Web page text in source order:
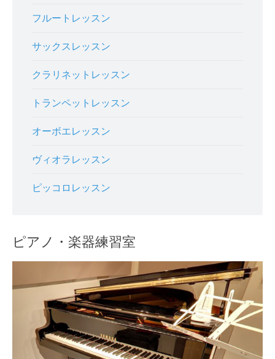
フルートレッスン
サックスレッスン
クラリネットレッスン
トランペットレッスン
オーボエレッスン
ヴィオラレッスン
ピッコロレッスン
ピアノ・楽器練習室